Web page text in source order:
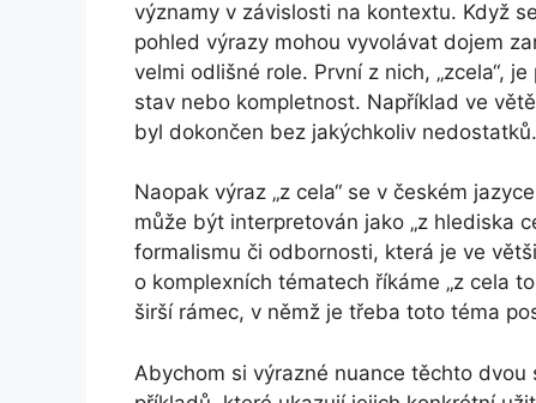
významy v závislosti na kontextu. Když
pohled výrazy mohou vyvolávat dojem
velmi odlišné role. První z nich, „zcela“,
stav nebo kompletnost. Například ve
byl dokončen bez jakýchkoliv nedostatků.
Naopak výraz „z cela“ se v českém
může být interpretován jako „z hlediska
formalismu či odbornosti, která je ve
o komplexních tématech říkáme „z cela
širší rámec, v němž je třeba toto téma
Abychom si výrazné nuance těchto